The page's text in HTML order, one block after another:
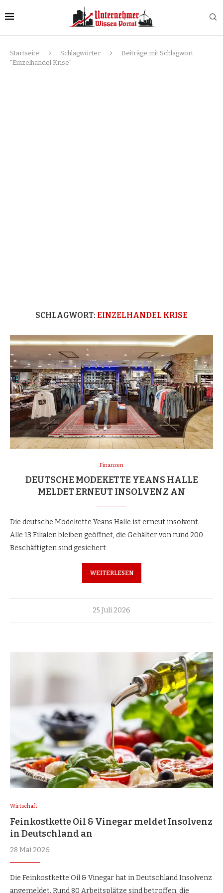
Startseite Schlagwörter
Beiträge mit Schlagwort
"Einzelhandel Krise"
SCHLAGWORT: EINZELHANDEL KRISE
Finanzen
DEUTSCHE MODEKETTE YEANS HALLE
MELDET ERNEUT INSOLVENZ AN
Die deutsche Modekette Yeans Halle ist erneut insolvent.
Alle 13 Filialen bleiben geöffnet, die Gehälter von rund 200
Beschäftigten sind gesichert
WEITERLESEN
25 Juli 2026
Wirtschaft
Feinkostkette Oil & Vinegar meldet Insolvenz
in Deutschland an
28 Mai 2026
Die Feinkostkette Oil & Vinegar hat in Deutschland Insolvenz
angemeldet. Rund 80 Arbeitsplätze sind betroffen, die